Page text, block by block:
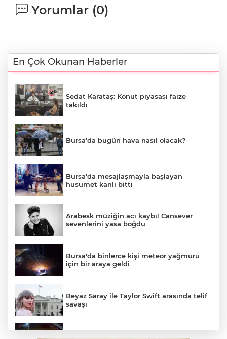
Yorumlar (0)
En Çok Okunan Haberler
Sedat Karataş: Konut piyasası faize
takıldı
Bursa’da bugün hava nasıl olacak?
Bursa'da mesajlaşmayla başlayan
husumet kanlı bitti
Arabesk müziğin acı kaybı! Cansever
sevenlerini yasa boğdu
Bursa'da binlerce kişi meteor yağmuru
için bir araya geldi
Beyaz Saray ile Taylor Swift arasında telif
savaşı